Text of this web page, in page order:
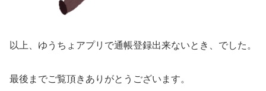
以上、ゆうちょアプリで通帳登録出来ないとき、でした。
最後までご覧頂きありがとうございます。